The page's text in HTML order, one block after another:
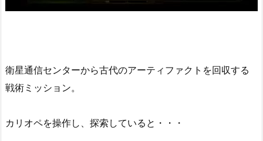
衛星通信センターから古代のアーティファクトを回収する
戦術ミッション。
カリオペを操作し、探索していると・・・